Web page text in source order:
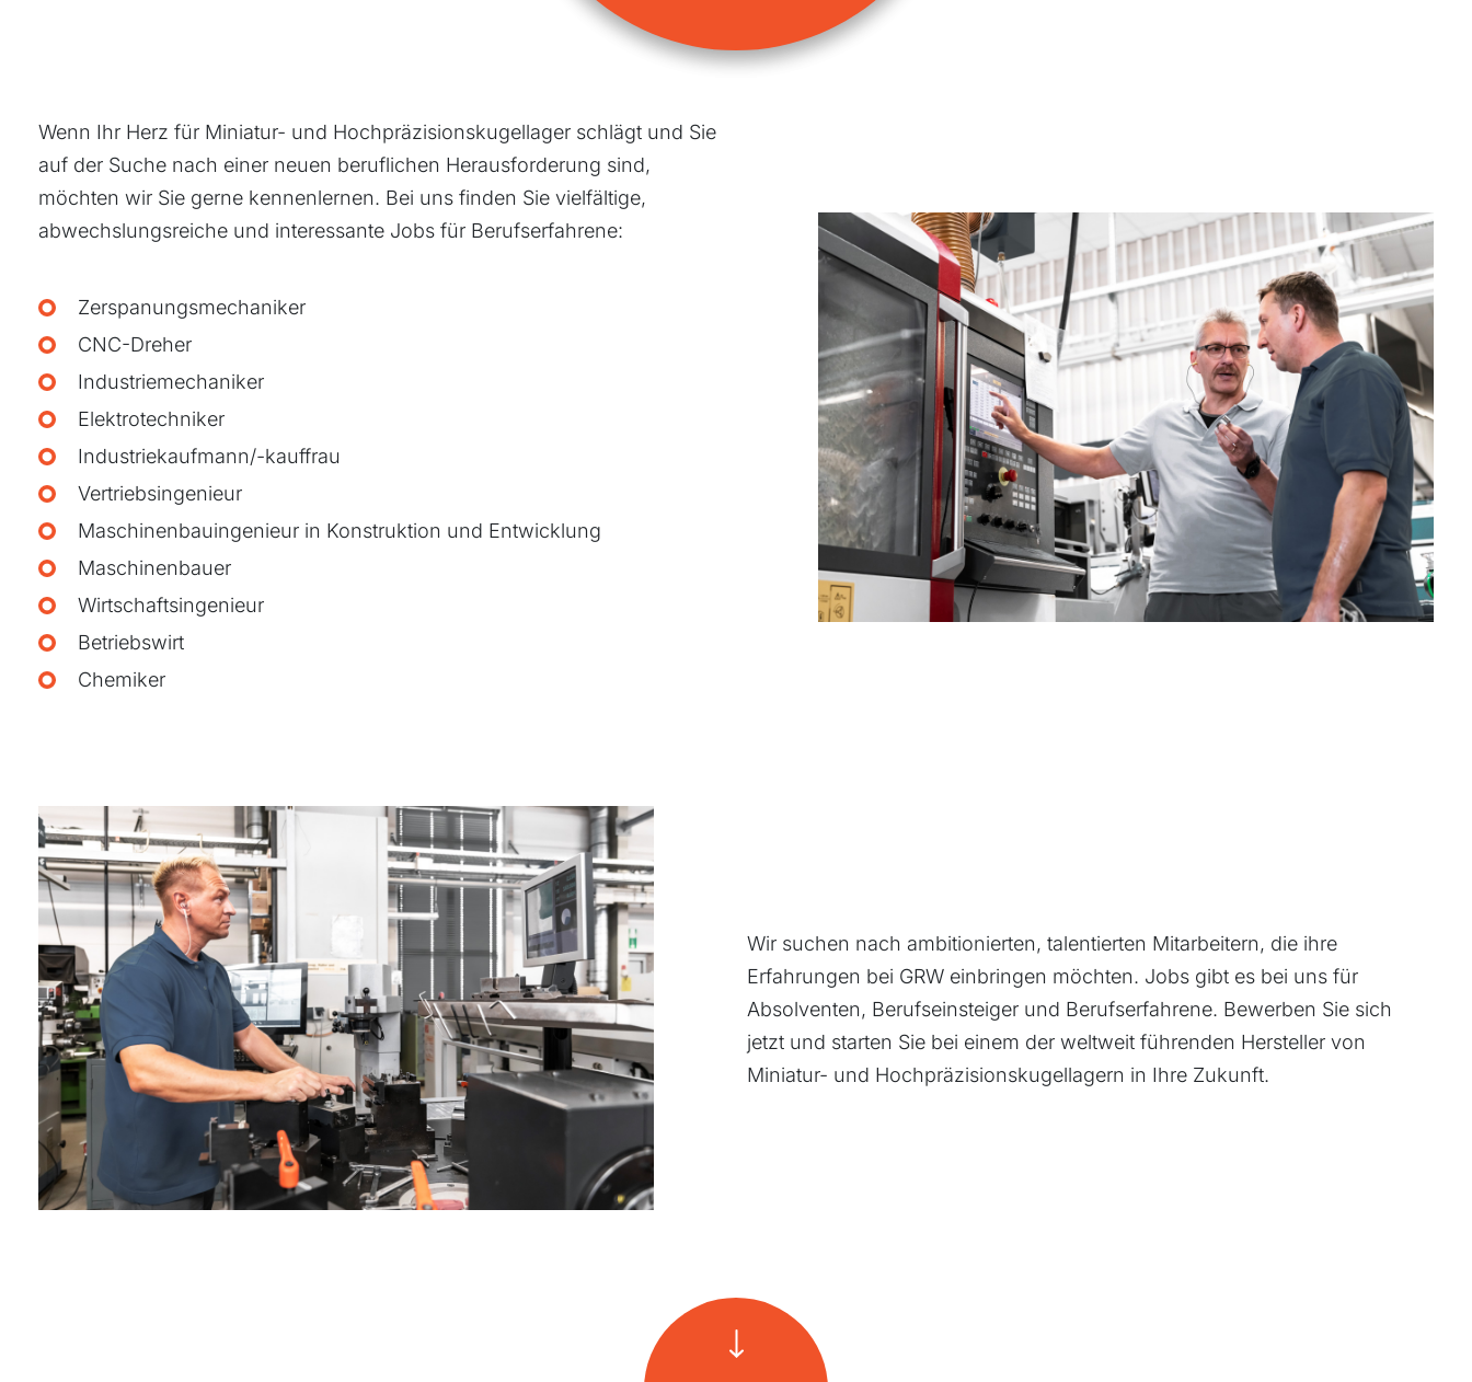
Wenn Ihr Herz für Miniatur- und Hochpräzisionskugellager schlägt und Sie
auf der Suche nach einer neuen beruflichen Herausforderung sind,
möchten wir Sie gerne kennenlernen. Bei uns finden Sie vielfältige,
abwechslungsreiche und interessante Jobs für Berufserfahrene:
Zerspanungsmechaniker
CNC-Dreher
Industriemechaniker
Elektrotechniker
Industriekaufmann/-kauffrau
Vertriebsingenieur
Maschinenbauingenieur in Konstruktion und Entwicklung
Maschinenbauer
Wirtschaftsingenieur
Betriebswirt
Chemiker
Wir suchen nach ambitionierten, talentierten Mitarbeitern, die ihre
Erfahrungen bei GRW einbringen möchten. Jobs gibt es bei uns für
Absolventen, Berufseinsteiger und Berufserfahrene. Bewerben Sie sich
jetzt und starten Sie bei einem der weltweit führenden Hersteller von
Miniatur- und Hochpräzisionskugellagern in Ihre Zukunft.